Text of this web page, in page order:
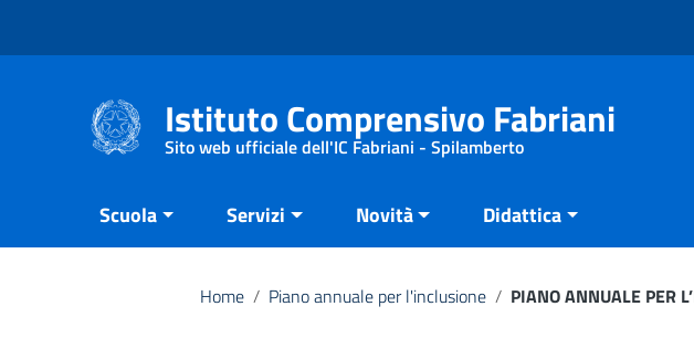
Istituto Comprensivo Fabriani
Sito web ufficiale dell'IC Fabriani - Spilamberto
Scuola Servizi Novità Didattica
Home / Piano annuale per l'inclusione / PIANO ANNUALE PER